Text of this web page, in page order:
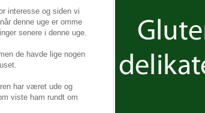
interesse og siden vi
denne uge er omme
senere i denne uge.
de havde lige nogen
har været ude og
viste ham rundt om